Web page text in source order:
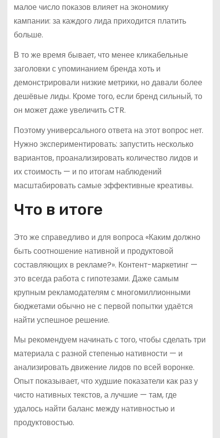
малое число показов влияет на экономику
кампании: за каждого лида приходится платить
больше.
В то же время бывает, что менее кликабельные
заголовки с упоминанием бренда хоть и
демонстрировали низкие метрики, но давали более
дешёвые лиды. Кроме того, если бренд сильный, то
он может даже увеличить CTR.
Поэтому универсального ответа на этот вопрос нет.
Нужно экспериментировать: запустить несколько
вариантов, проанализировать количество лидов и
их стоимость — и по итогам наблюдений
масштабировать самые эффективные креативы.
Что в итоге
Это же справедливо и для вопроса «Каким должно
быть соотношение нативной и продуктовой
составляющих в рекламе?». Контент-маркетинг —
это всегда работа с гипотезами. Даже самым
крупным рекламодателям с многомиллионными
бюджетами обычно не с первой попытки удаётся
найти успешное решение.
Мы рекомендуем начинать с того, чтобы сделать три
материала с разной степенью нативности — и
анализировать движение лидов по всей воронке.
Опыт показывает, что худшие показатели как раз у
чисто нативных текстов, а лучшие — там, где
удалось найти баланс между нативностью и
продуктовостью.